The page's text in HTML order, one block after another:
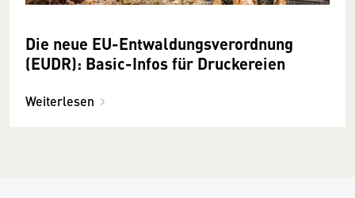
Die neue EU-Entwaldungsverordnung
(EUDR): Basic-Infos für Druckereien
Weiterlesen